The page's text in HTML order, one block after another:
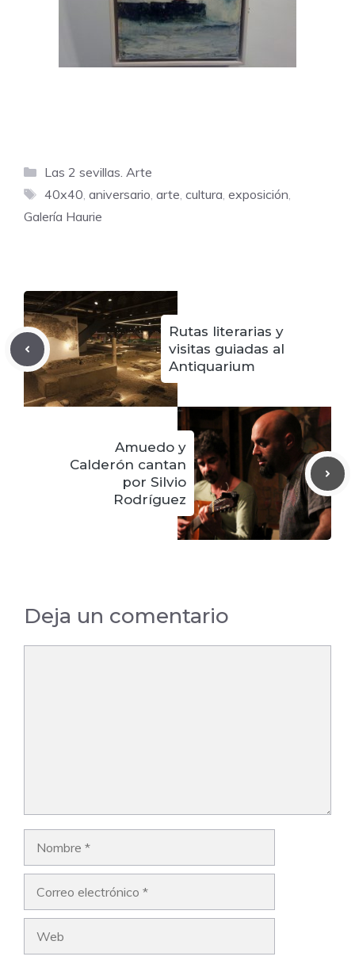
Categorías
Las 2 sevillas. Arte
Etiquetas
40x40, aniversario, arte, cultura, exposición,
Galería Haurie
Rutas literarias y
visitas guiadas al
Antiquarium
Amuedo y
Calderón cantan
por Silvio
Rodríguez
Deja un comentario